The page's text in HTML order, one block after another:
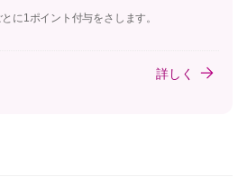
に1ポイント付与をさします。
詳しく